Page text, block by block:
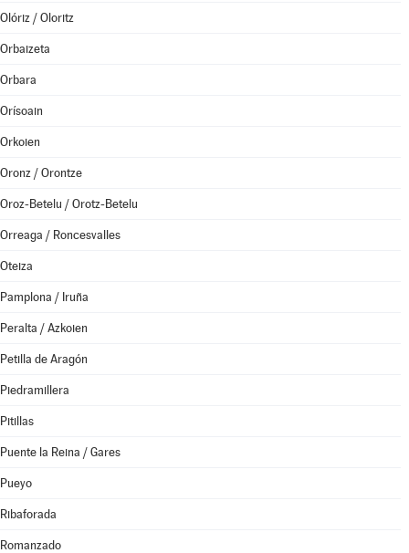
Olóriz / Oloritz
Orbaizeta
Orbara
Orísoain
Orkoien
Oronz / Orontze
Oroz-Betelu / Orotz-Betelu
Orreaga / Roncesvalles
Oteiza
Pamplona / Iruña
Peralta / Azkoien
Petilla de Aragón
Piedramillera
Pitillas
Puente la Reina / Gares
Pueyo
Ribaforada
Romanzado